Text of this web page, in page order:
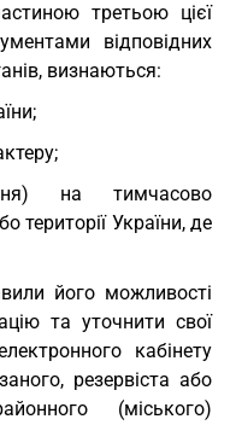
третьою цієї
відповідних
визнаються:
на тимчасово
території України, де
його можливості
та уточнити свої
кабінету
резервіста або
(міського)